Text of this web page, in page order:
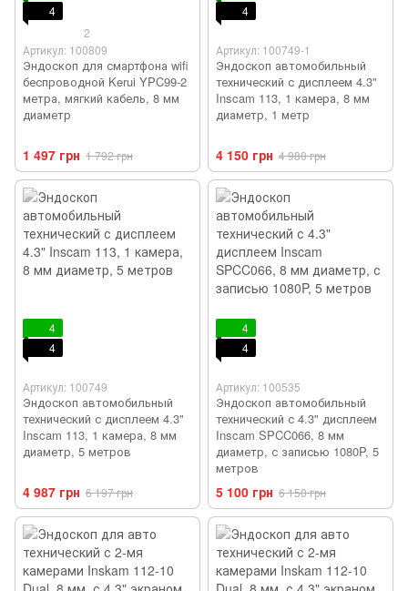
4
2
Артикул: 100809
Эндоскоп для смартфона wifi
беспроводной Kerui YPC99-2
метра, мягкий кабель, 8 мм
диаметр
1 497 грн 1 792 грн
4
Артикул: 100749-1
Эндоскоп автомобильный
технический с дисплеем 4.3"
Inscam 113, 1 камера, 8 мм
диаметр, 1 метр
4 150 грн 4 980 грн
4
4
Артикул: 100749
Эндоскоп автомобильный
технический с дисплеем 4.3"
Inscam 113, 1 камера, 8 мм
диаметр, 5 метров
4 987 грн 6 197 грн
4
4
Артикул: 100535
Эндоскоп автомобильный
технический с 4.3" дисплеем
Inscam SPCC066, 8 мм
диаметр, с записью 1080P, 5
метров
5 100 грн 6 150 грн